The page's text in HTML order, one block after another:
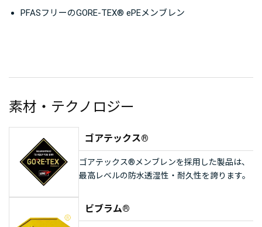
PFASフリーのGORE-TEX® ePEメンブレン
素材・テクノロジー
ゴアテックス®
ゴアテックス®メンブレンを採用した製品は、
最高レベルの防水透湿性・耐久性を誇ります。
ビブラム®